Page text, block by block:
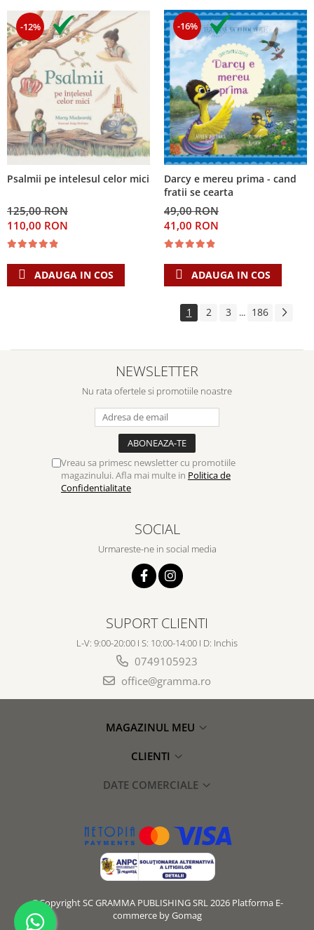
-12%
Psalmii pe intelesul celor mici
125,00 RON
110,00 RON
ADAUGA IN COS
-16%
Darcy e mereu prima - cand
fratii se cearta
49,00 RON
41,00 RON
ADAUGA IN COS
1 2 3 ... 186
NEWSLETTER
Nu rata ofertele si promotiile noastre
Vreau sa primesc newsletter cu promotiile
magazinului. Afla mai multe in Politica de
Confidentialitate
SOCIAL
Urmareste-ne in social media
SUPORT CLIENTI
L-V: 9:00-20:00 I S: 10:00-14:00 I D: Inchis
0749105923
office@gramma.ro
MAGAZINUL MEU
CLIENTI
DATE COMERCIALE
©Copyright SC GRAMMA PUBLISHING SRL 2026 Platforma E-
commerce by Gomag